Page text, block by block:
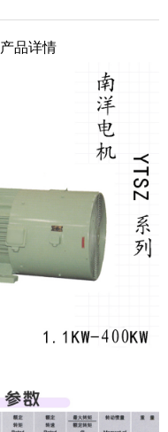
产品详情